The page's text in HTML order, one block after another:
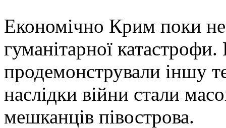
Економічно Крим поки
гуманітарної
продемонстрували іншу
наслідки війни стали
мешканців півострова.